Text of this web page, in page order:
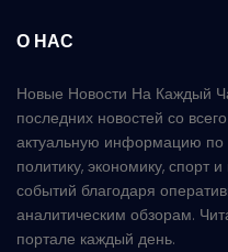
О НАС
Новые Новости На Каждый
последних новостей со
актуальную информацию
политику, экономику, спорт
событий благодаря
аналитическим обзорам.
портале каждый день.